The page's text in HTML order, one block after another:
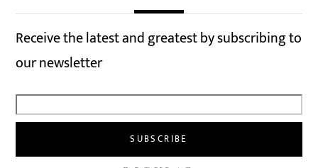
Receive the latest and greatest by subscribing to
our newsletter